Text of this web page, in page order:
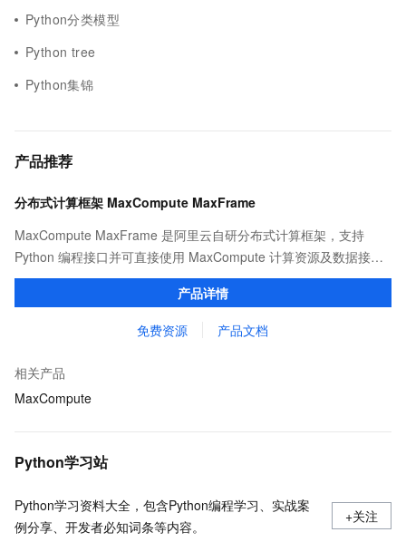
Python分类模型
Python tree
Python集锦
产品推荐
分布式计算框架 MaxCompute MaxFrame
MaxCompute MaxFrame 是阿里云自研分布式计算框架，支持
Python 编程接口并可直接使用 MaxCompute 计算资源及数据接
口，与 MaxCompute Notebook、镜像管理等功能共同构成
MaxCompute 完整 Python 开发生态。
产品详情
免费资源 产品文档
相关产品
MaxCompute
Python学习站
Python学习资料大全，包含Python编程学习、实战案
例分享、开发者必知词条等内容。
+关注